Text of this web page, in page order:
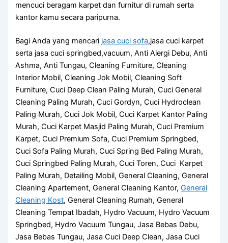
mencuci beragam karpet dan furnitur di rumah serta
kantor kamu secara paripurna.
Bagi Anda yang mencari jasa cuci sofa,jasa cuci karpet
serta jasa cuci springbed,vacuum, Anti Alergi Debu, Anti
Ashma, Anti Tungau, Cleaning Furniture, Cleaning
Interior Mobil, Cleaning Jok Mobil, Cleaning Soft
Furniture, Cuci Deep Clean Paling Murah, Cuci General
Cleaning Paling Murah, Cuci Gordyn, Cuci Hydroclean
Paling Murah, Cuci Jok Mobil, Cuci Karpet Kantor Paling
Murah, Cuci Karpet Masjid Paling Murah, Cuci Premium
Karpet, Cuci Premium Sofa, Cuci Premium Springbed,
Cuci Sofa Paling Murah, Cuci Spring Bed Paling Murah,
Cuci Springbed Paling Murah, Cuci Toren, Cuci Karpet
Paling Murah, Detailing Mobil, General Cleaning, General
Cleaning Apartement, General Cleaning Kantor,General
Cleaning Kost, General Cleaning Rumah, General
Cleaning Tempat Ibadah, Hydro Vacuum, Hydro Vacuum
Springbed, Hydro Vacuum Tungau, Jasa Bebas Debu,
Jasa Bebas Tungau, Jasa Cuci Deep Clean, Jasa Cuci